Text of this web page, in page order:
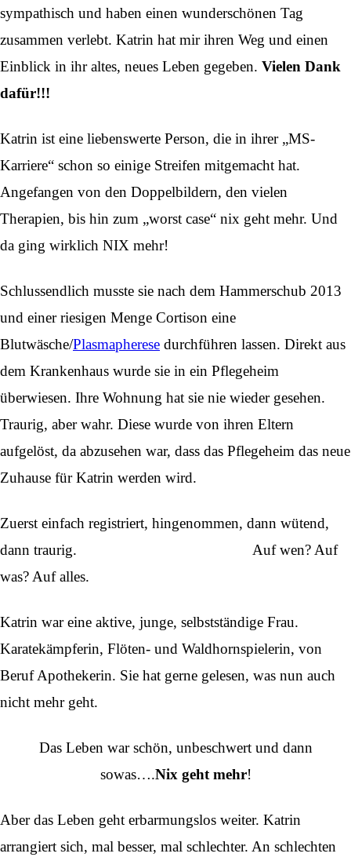
sympathisch und haben einen wunderschönen Tag
zusammen verlebt. Katrin hat mir ihren Weg und einen
Einblick in ihr altes, neues Leben gegeben. Vielen Dank
dafür!!!
Katrin ist eine liebenswerte Person, die in ihrer „MS-
Karriere“ schon so einige Streifen mitgemacht hat.
Angefangen von den Doppelbildern, den vielen
Therapien, bis hin zum „worst case“ nix geht mehr. Und
da ging wirklich NIX mehr!
Schlussendlich musste sie nach dem Hammerschub 2013
und einer riesigen Menge Cortison eine
Blutwäsche/Plasmapherese durchführen lassen. Direkt aus
dem Krankenhaus wurde sie in ein Pflegeheim
überwiesen. Ihre Wohnung hat sie nie wieder gesehen.
Traurig, aber wahr. Diese wurde von ihren Eltern
aufgelöst, da abzusehen war, dass das Pflegeheim das neue
Zuhause für Katrin werden wird.
Zuerst einfach registriert, hingenommen, dann wütend,
dann traurig. Auf wen? Auf
was? Auf alles.
Katrin war eine aktive, junge, selbstständige Frau.
Karatekämpferin, Flöten- und Waldhornspielerin, von
Beruf Apothekerin. Sie hat gerne gelesen, was nun auch
nicht mehr geht.
Das Leben war schön, unbeschwert und dann
sowas….Nix geht mehr!
Aber das Leben geht erbarmungslos weiter. Katrin
arrangiert sich, mal besser, mal schlechter. An schlechten